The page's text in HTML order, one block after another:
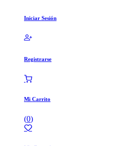
Iniciar Sesión
Registrarse
Mi Carrito
(0)